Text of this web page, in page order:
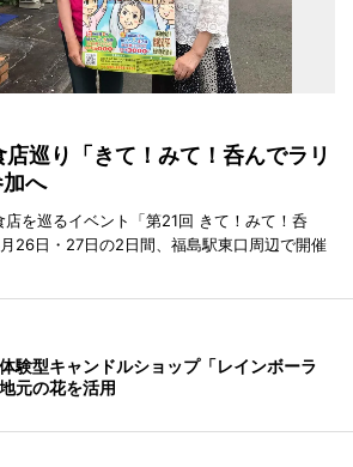
巡り「きて！みて！呑んでラリ
へ
を巡るイベント「第21回 きて！みて！呑
月26日・27日の2日間、福島駅東口周辺で開催
験型キャンドルショップ「レインボーラ
元の花を活用